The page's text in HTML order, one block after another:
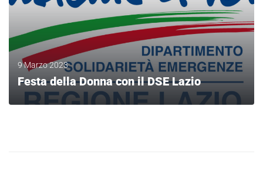
9 Marzo 2023
Festa della Donna con il DSE Lazio
LEGGI